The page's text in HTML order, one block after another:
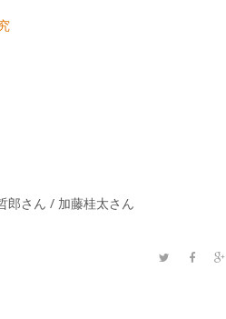
郎さん / 加藤桂太さん